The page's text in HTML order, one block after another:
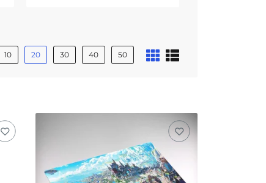
10 20 30 40 50